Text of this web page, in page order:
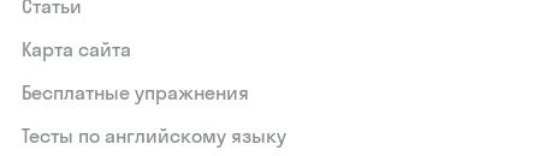
Статьи
Карта сайта
Бесплатные упражнения
Тесты по английскому языку